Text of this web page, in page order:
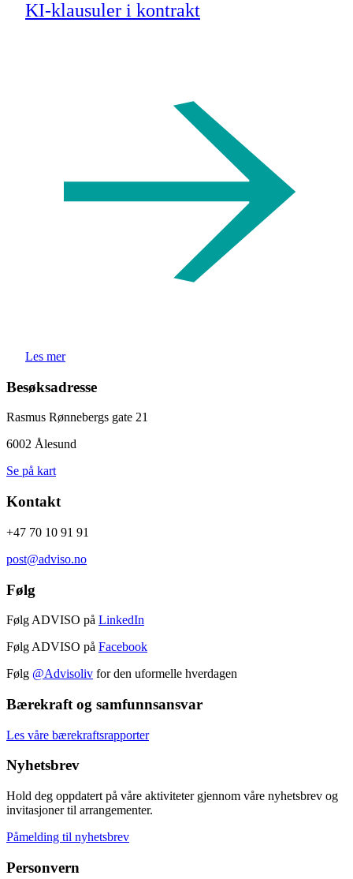
KI-klausuler i kontrakt
Les mer
Besøksadresse
Rasmus Rønnebergs gate 21
6002 Ålesund
Se på kart
Kontakt
+47 70 10 91 91
post@adviso.no
Følg
Følg ADVISO på LinkedIn
Følg ADVISO på Facebook
Følg @Advisoliv for den uformelle hverdagen
Bærekraft og samfunnsansvar
Les våre bærekraftsrapporter
Nyhetsbrev
Hold deg oppdatert på våre aktiviteter gjennom våre nyhetsbrev og
invitasjoner til arrangementer.
Påmelding til nyhetsbrev
Personvern